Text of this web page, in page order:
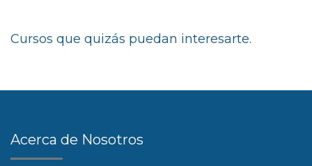
Cursos que quizás puedan interesarte.
Acerca de Nosotros